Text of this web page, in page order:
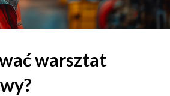
warsztat